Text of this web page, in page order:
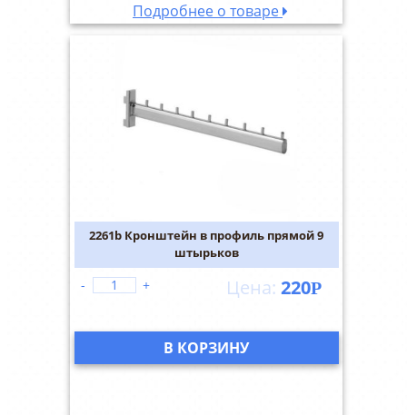
Подробнее о товаре
2261b Кронштейн в профиль прямой 9
штырьков
220Р
- +
В КОРЗИНУ